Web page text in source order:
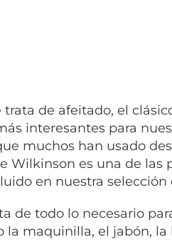
trata de afeitado, el
interesantes para
muchos han usado
Wilkinson es una de las
en nuestra selección
de todo lo necesario
la maquinilla, el jabón, la